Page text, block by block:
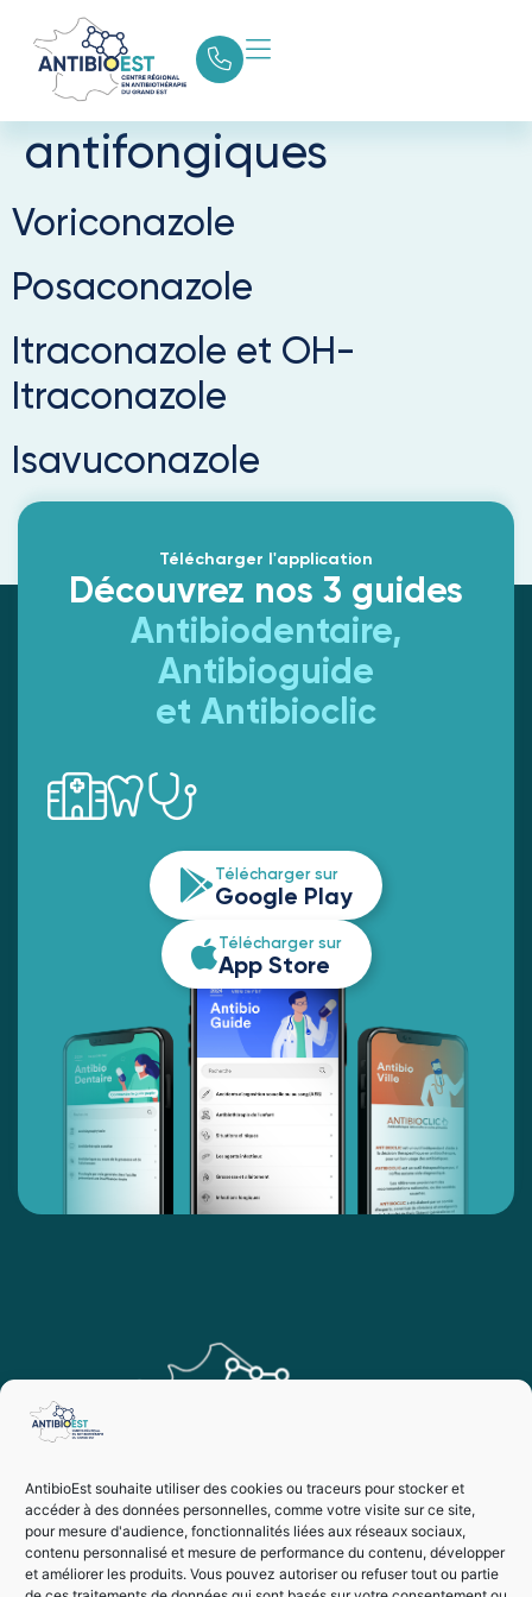
AntibioEst souhaite utiliser des cookies ou traceurs pour stocker et
accéder à des données personnelles, comme votre visite sur ce site,
pour mesure d'audience, fonctionnalités liées aux réseaux sociaux,
contenu personnalisé et mesure de performance du contenu, développer
et améliorer les produits. Vous pouvez autoriser ou refuser tout ou partie
Catégorie guide :
Dosages des
antifongiques
Voriconazole
Posaconazole
Itraconazole et OH-
Itraconazole
Isavuconazole
Télécharger l'application
Découvrez nos 3 guides
Antibiodentaire,
Antibioguide
et Antibioclic
Télécharger sur
Google Play
Télécharger sur
App Store